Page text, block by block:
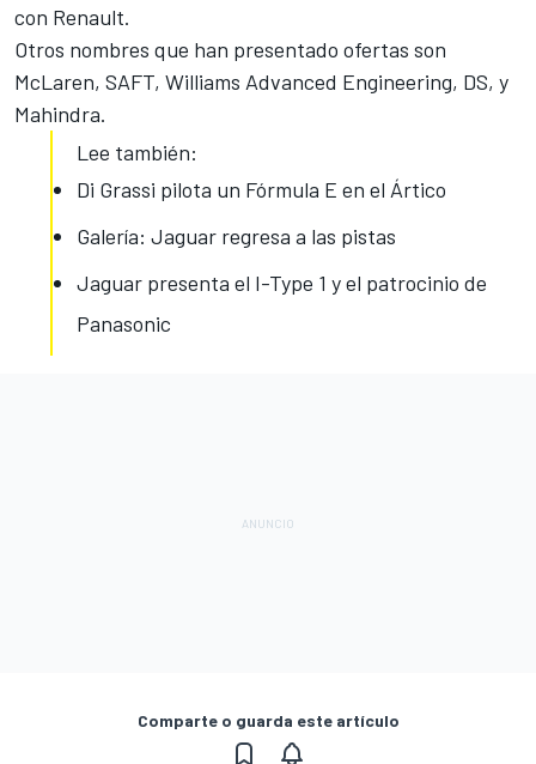
con Renault.
Otros nombres que han presentado ofertas son
McLaren, SAFT, Williams Advanced Engineering, DS, y
Mahindra.
Lee también:
Di Grassi pilota un Fórmula E en el Ártico
Galería: Jaguar regresa a las pistas
Jaguar presenta el I-Type 1 y el patrocinio de
Panasonic
Comparte o guarda este artículo